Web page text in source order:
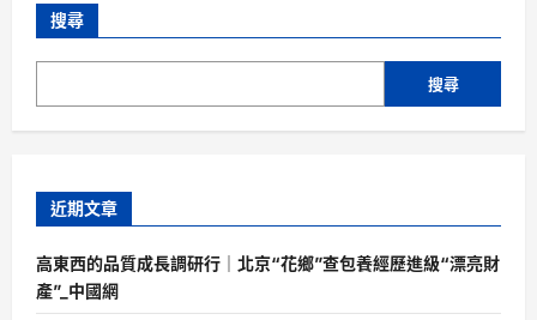
搜尋
搜尋
近期文章
高東西的品質成長調研行｜北京“花鄉”查包養經歷進級“漂亮財
產”_中國網